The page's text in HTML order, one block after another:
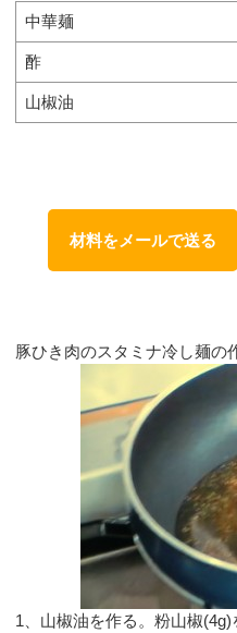
中華麺
酢
山椒油
材料をメールで送る
豚ひき肉のスタミナ冷し麺の
1、山椒油を作る。粉山椒